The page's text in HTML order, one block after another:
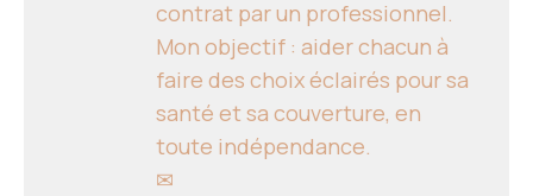
contrat par un professionnel.
Mon objectif : aider chacun à
faire des choix éclairés pour sa
santé et sa couverture, en
toute indépendance.
✉